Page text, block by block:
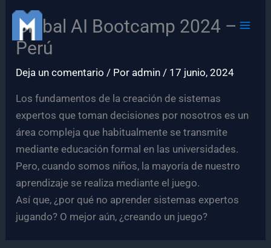
contenido
Global AI Bootcamp 2024 –
Perú
Deja un comentario / Por admin / 17 junio, 2024
Los fundamentos de la creación de sistemas
expertos que toman decisiones por nosotros es un
área compleja que habitualmente se transmite
mediante educación formal en las universidades.
Pero, cuando somos niños, la mayoría de nuestro
aprendizaje se realiza mediante el juego.
Así que, ¿por qué no aprender sistemas expertos
jugando? O mejor aún, ¿creando un juego?